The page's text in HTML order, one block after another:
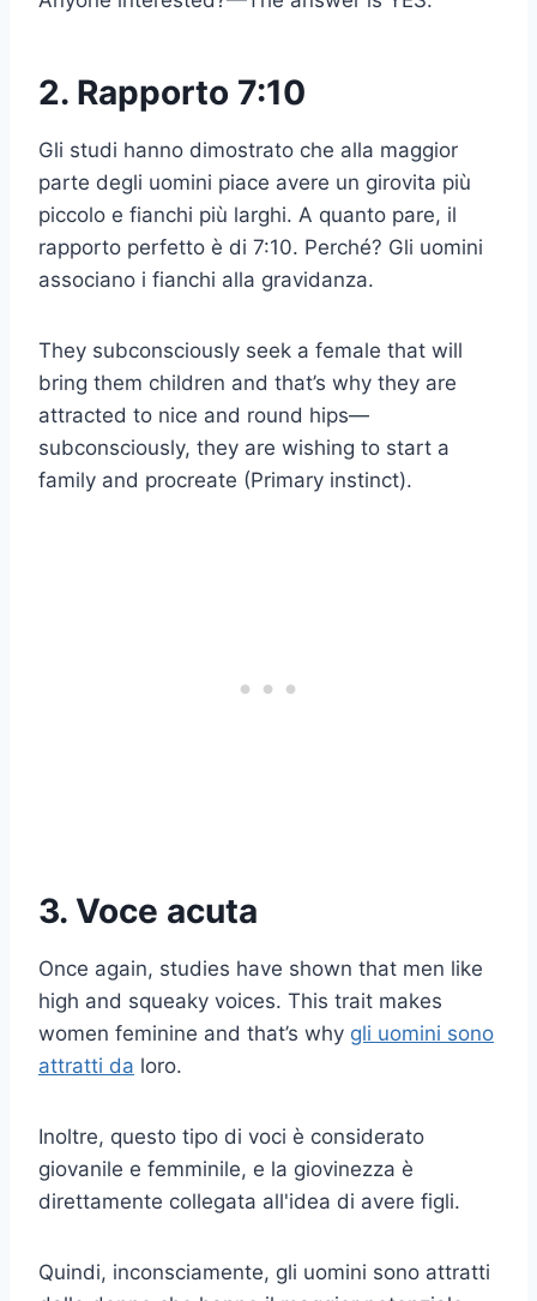
2. Rapporto 7:10
Gli studi hanno dimostrato che alla maggior
parte degli uomini piace avere un girovita più
piccolo e fianchi più larghi. A quanto pare, il
rapporto perfetto è di 7:10. Perché? Gli uomini
associano i fianchi alla gravidanza.
They subconsciously seek a female that will
bring them children and that’s why they are
attracted to nice and round hips—
subconsciously, they are wishing to start a
family and procreate (Primary instinct).
3. Voce acuta
Once again, studies have shown that men like
high and squeaky voices. This trait makes
women feminine and that’s why gli uomini sono
attratti da loro.
Inoltre, questo tipo di voci è considerato
giovanile e femminile, e la giovinezza è
direttamente collegata all'idea di avere figli.
Quindi, inconsciamente, gli uomini sono attratti